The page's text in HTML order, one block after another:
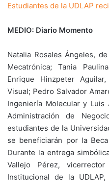
Estudiantes de la UDLAP
MEDIO: Diario Momento
Natalia Rosales Ángeles,
Mecatrónica; Tania
Enrique Hinzpeter
Visual; Pedro Salvador
Ingeniería Molecular y Luis
Administración de
estudiantes de la
se beneficiarán por la
Durante la entrega
Vallejo Pérez,
Institucional de la